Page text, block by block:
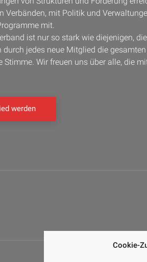
Cookie-
Verbänden, mit Politik und
mit.
ist nur so stark wie diejenigen,
durch jedes neue Mitglied die
Stimme. Wir freuen uns über alle, die
werden